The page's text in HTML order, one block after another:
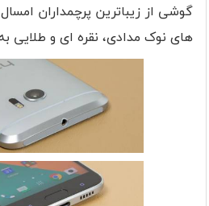
گوشی از زیباترین پرچمداران
های نوک مدادی، نقره ای و طلایی